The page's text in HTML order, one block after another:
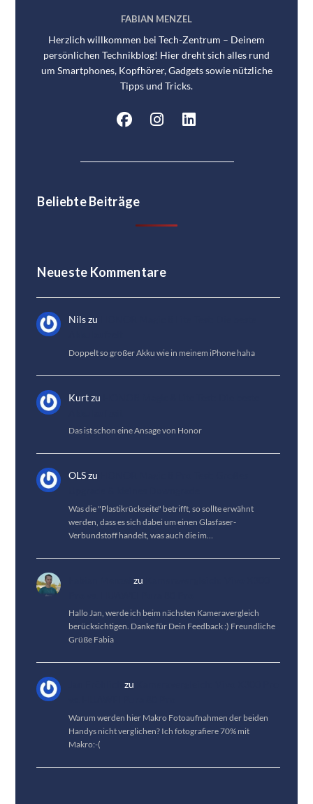
FABIAN MENZEL
Herzlich willkommen bei Tech-Zentrum – Deinem
persönlichen Technikblog! Hier dreht sich alles rund
um Smartphones, Kopfhörer, Gadgets sowie nützliche
Tipps und Tricks.
Beliebte Beiträge
Neueste Kommentare
Nilszu
Doppelt so großer Akku wie in meinem iPhone haha
Kurtzu
Das ist schon eine Ansage von Honor
OLSzu
Was die "Plastikrückseite" betrifft, so sollte erwähnt
werden, dass es sich dabei um einen Glasfaser-
Verbundstoff handelt, was auch die im…
zu
Hallo Jan, werde ich beim nächsten Kameravergleich
berücksichtigen. Danke für Dein Feedback :) Freundliche
Grüße Fabia
zu
Warum werden hier Makro Fotoaufnahmen der beiden
Handys nicht verglichen? Ich fotografiere 70% mit
Makro:-(